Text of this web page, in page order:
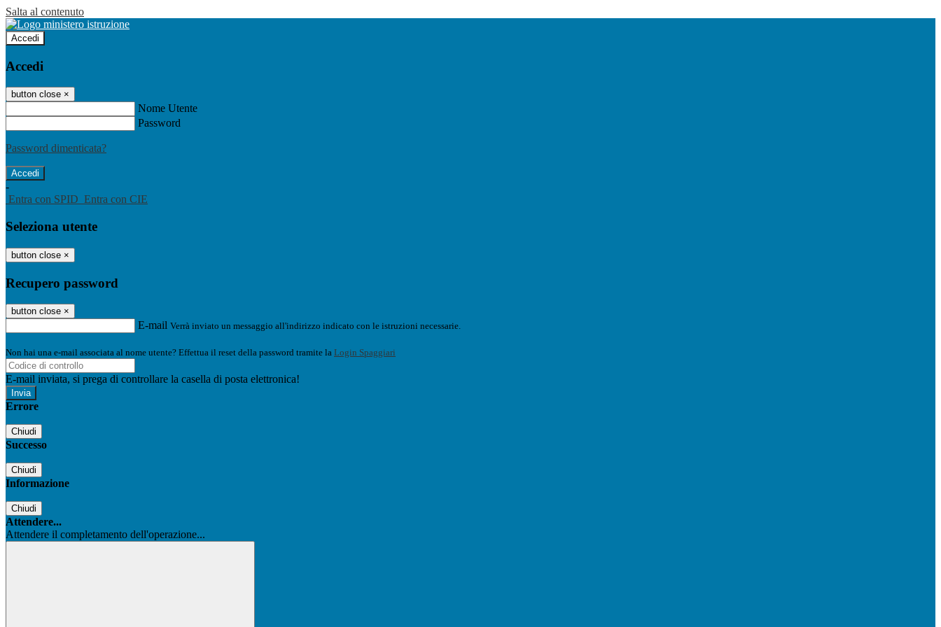
Salta al contenuto
Accedi
Accedi
button close ×
Nome Utente
Password
Password dimenticata?
-
Entra con SPID Entra con CIE
Seleziona utente
button close ×
Recupero password
button close ×
E-mail Verrà inviato un messaggio all'indirizzo indicato con le istruzioni necessarie.
Non hai una e-mail associata al nome utente? Effettua il reset della password tramite la Login Spaggiari
E-mail inviata, si prega di controllare la casella di posta elettronica!
Errore
Chiudi
Successo
Chiudi
Informazione
Chiudi
Attendere...
Attendere il completamento dell'operazione...